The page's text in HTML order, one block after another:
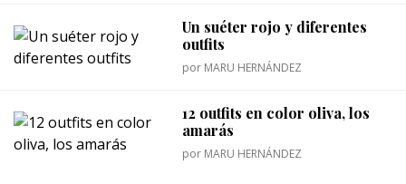
Un suéter rojo y diferentes
outfits
por MARU HERNÁNDEZ
12 outfits en color oliva, los
amarás
por MARU HERNÁNDEZ